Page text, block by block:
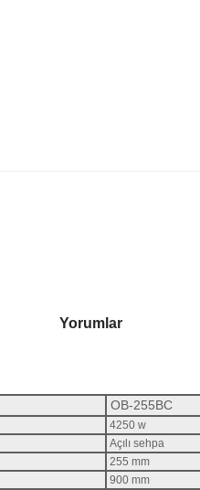
Yorumlar
OB-255BC
4250 w
Açılı sehpa
255 mm
900 mm